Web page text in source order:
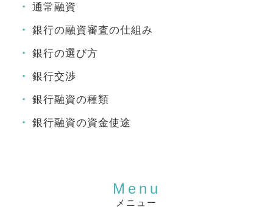
通常融資
銀行の融資審査の仕組み
銀行の選び方
銀行交渉
銀行融資の種類
銀行融資の資金使途
メニュー